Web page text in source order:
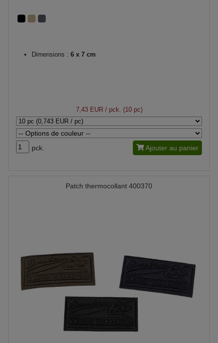
Dimensions : 6 x 7 cm
7,43 EUR/ pck. (10 pc)
pck. Ajouter au panier
Patch thermocollant 400370